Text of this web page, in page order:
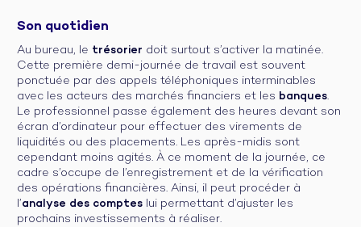
Son quotidien
Au bureau, le trésorier doit surtout s’activer la matinée.
Cette première demi-journée de travail est souvent
ponctuée par des appels téléphoniques interminables
avec les acteurs des marchés financiers et les banques.
Le professionnel passe également des heures devant son
écran d’ordinateur pour effectuer des virements de
liquidités ou des placements. Les après-midis sont
cependant moins agités. À ce moment de la journée, ce
cadre s’occupe de l’enregistrement et de la vérification
des opérations financières. Ainsi, il peut procéder à
l’analyse des comptes lui permettant d’ajuster les
prochains investissements à réaliser.